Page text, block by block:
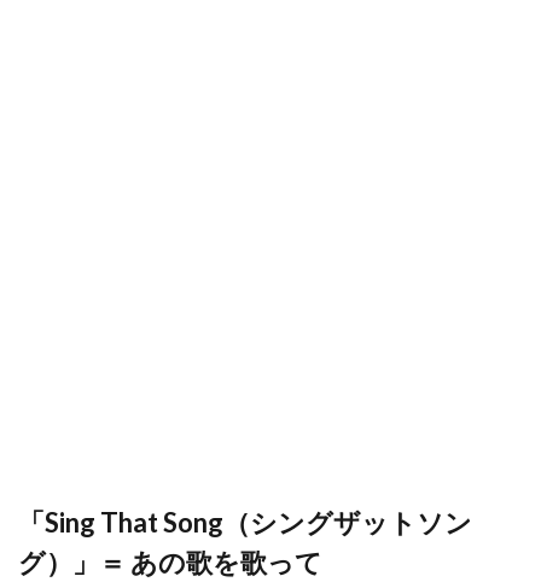
「Sing That Song（シングザットソン
グ）」＝ あの歌を歌って